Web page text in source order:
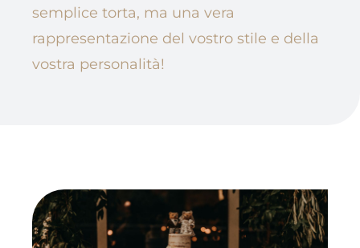
semplice torta, ma una vera
rappresentazione del vostro stile e della
vostra personalità!